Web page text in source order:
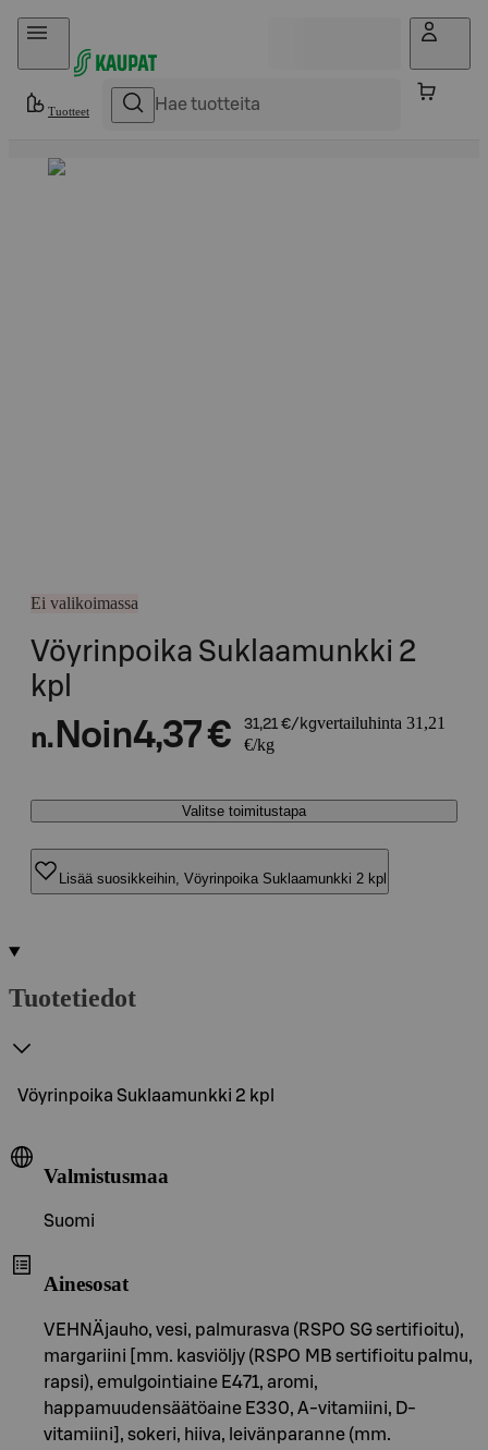
Hyppää sisältöön
Tuotteet
Ei valikoimassa
Vöyrinpoika Suklaamunkki 2
kpl
n. Noin4,37 € 31,21 €/kgvertailuhinta 31,21
€/kg
Valitse toimitustapa
Lisää suosikkeihin, Vöyrinpoika Suklaamunkki 2 kpl
Tuotetiedot
Vöyrinpoika Suklaamunkki 2 kpl
Valmistusmaa
Suomi
Ainesosat
VEHNÄjauho, vesi, palmurasva (RSPO SG sertifioitu),
margariini [mm. kasviöljy (RSPO MB sertifioitu palmu,
rapsi), emulgointiaine E471, aromi,
happamuudensäätöaine E330, A-vitamiini, D-
vitamiini], sokeri, hiiva, leivänparanne (mm.